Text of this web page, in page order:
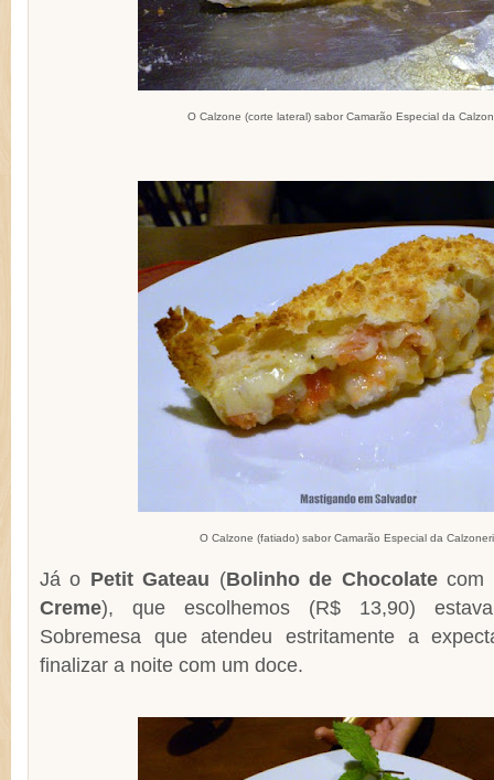
O Calzone (corte lateral) sabor Camarão Especial da
O Calzone (fatiado) sabor Camarão Especial da
Já o Petit Gateau (Bolinho de Chocolatecom
Creme), que escolhemos (R$ 13,90)
Sobremesa que atendeu estritamente a
finalizar a noite com um doce.